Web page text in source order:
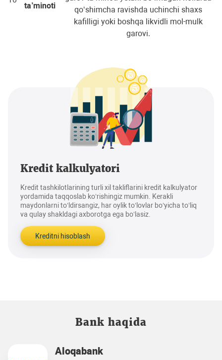
ta’minoti
qo‘shimcha ravishda uchinchi shaxs
kafilligi yoki boshqa likvidli mol-mulk
garovi.
Kredit kalkulyatori
Kredit tashkilotlarining turli xil takliflarini kredit kalkulyator
yordamida taqqoslab ko‘rishingiz mumkin. Kerakli
maydonlarni to‘ldirsangiz, har oylik to‘lovlar bo‘yicha to‘liq
va qulay shakldagi axborotga ega bo‘lasiz.
Kreditni hisoblash
Bank haqida
Aloqabank